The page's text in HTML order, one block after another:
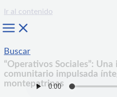
Ir al contenido
Buscar
“Operativos Sociales”:
comunitario impulsada
montepatrinas